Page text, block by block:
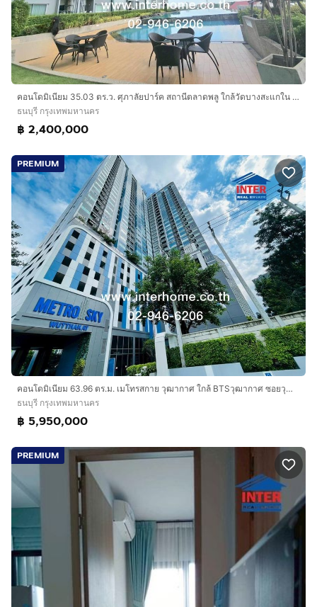
คอนโดมิเนียม 35.03 ตร.ว. ศุภาลัยปาร์ค สถานีตลาดพลู ใกล้วัดบางสะแกใน ซอยรัชดาภิเษก13 ถนนราชพฤกษ์ ถนนรัชดาภิเษก เขตธนบุรี กรุงเทพมหานคร
ธนบุรี กรุงเทพมหานคร
฿ 2,400,000
PREMIUM
คอนโดมิเนียม 63.96 ตร.ม. เมโทรสกาย วุฒากาศ ใกล้ BTSวุฒากาศ ซอยวุฒากาศ7 ถนนวุฒากาศ ถนนเทอดไท เขตธนบุรี กรุงเทพมหานคร
ธนบุรี กรุงเทพมหานคร
฿ 5,950,000
PREMIUM